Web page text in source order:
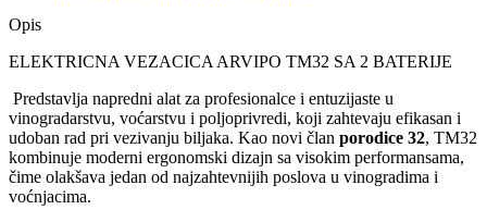
Opis
ELEKTRICNA VEZACICA ARVIPO TM32 SA 2 BATERIJE
Predstavlja napredni alat za profesionalce i entuzijaste u
vinogradarstvu, voćarstvu i poljoprivredi, koji zahtevaju efikasan i
udoban rad pri vezivanju biljaka. Kao novi član porodice 32, TM32
kombinuje moderni ergonomski dizajn sa visokim performansama,
čime olakšava jedan od najzahtevnijih poslova u vinogradima i
voćnjacima.